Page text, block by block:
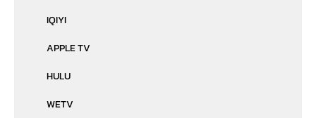
IQIYI
APPLE TV
HULU
WETV